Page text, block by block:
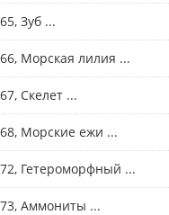
Зуб ...
Морская лилия ...
Скелет ...
Морские ежи ...
Гетероморфный ...
Аммониты ...